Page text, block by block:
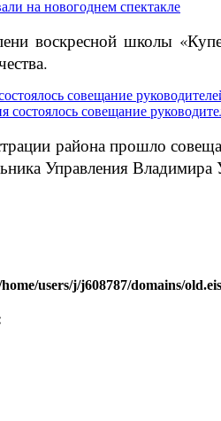
воскресной школы
совещание
района прошло
Управления Владимира
users/j/j608787/domains/